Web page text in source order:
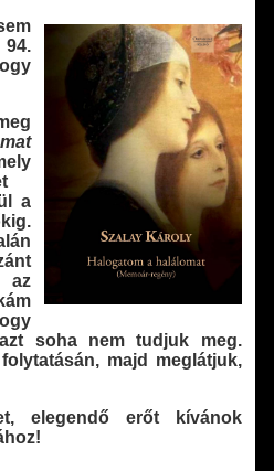
a
az
soha nem tudjuk meg.
majd meglátjuk,
elegendő erőt kívánok